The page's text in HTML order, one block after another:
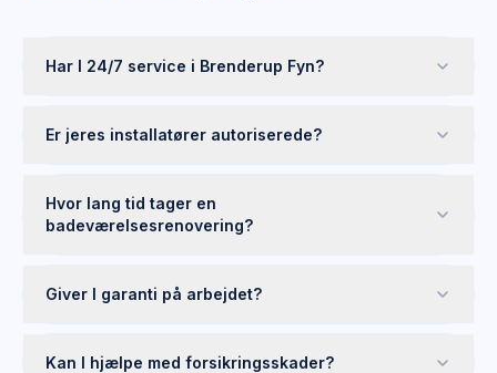
Har I 24/7 service i Brenderup Fyn?
Er jeres installatører autoriserede?
Hvor lang tid tager en
badeværelsesrenovering?
Giver I garanti på arbejdet?
Kan I hjælpe med forsikringsskader?